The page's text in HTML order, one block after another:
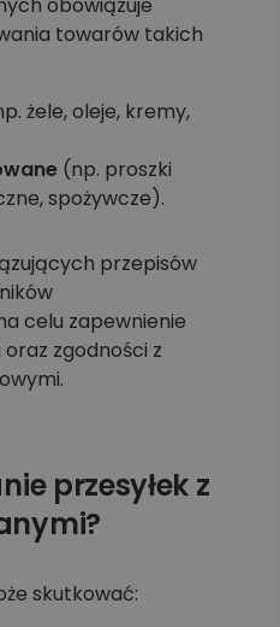
towarów takich
żele, oleje, kremy,
(np. proszki
spożywcze).
przepisów
celu zapewnienie
zgodności z
przesyłek z
skutkować: